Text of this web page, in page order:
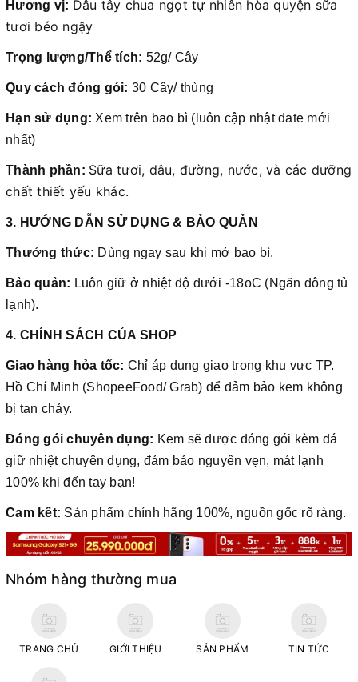
Hương vị: Dâu tây chua ngọt tự nhiên hòa quyện sữa
tươi béo ngậy
Trọng lượng/Thể tích: 52g/ Cây
Quy cách đóng gói: 30 Cây/ thùng
Hạn sử dụng: Xem trên bao bì (luôn cập nhật date mới
nhất)
Thành phần: Sữa tươi, dâu, đường, nước, và các dưỡng
chất thiết yếu khác.
3. HƯỚNG DẪN SỬ DỤNG & BẢO QUẢN
Thưởng thức: Dùng ngay sau khi mở bao bì.
Bảo quản: Luôn giữ ở nhiệt độ dưới -18oC (Ngăn đông tủ
lạnh).
4. CHÍNH SÁCH CỦA SHOP
Giao hàng hỏa tốc: Chỉ áp dụng giao trong khu vực TP.
Hồ Chí Minh (ShopeeFood/ Grab) để đảm bảo kem không
bị tan chảy.
Đóng gói chuyên dụng: Kem sẽ được đóng gói kèm đá
giữ nhiệt chuyên dụng, đảm bảo nguyên vẹn, mát lạnh
100% khi đến tay bạn!
Cam kết: Sản phẩm chính hãng 100%, nguồn gốc rõ ràng.
Nhóm hàng thường mua
TRANG CHỦ GIỚI THIỆU SẢN PHẨM TIN TỨC